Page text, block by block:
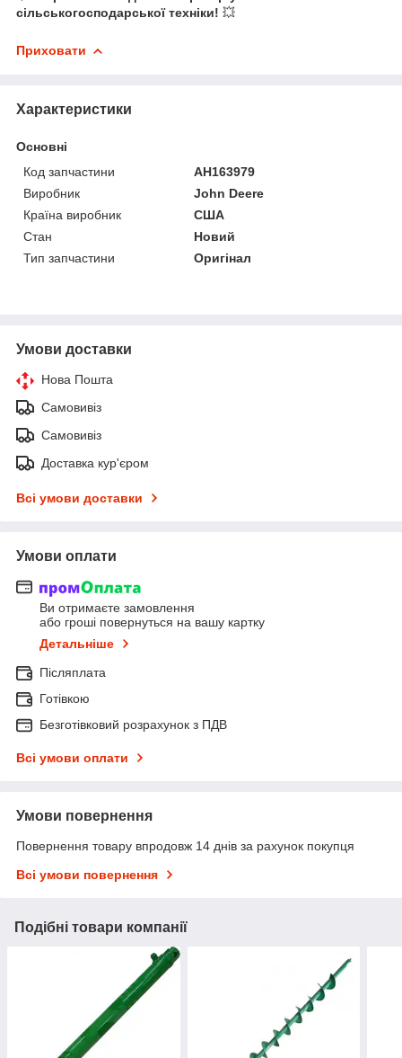
сільськогосподарської техніки! 💥
Приховати
Характеристики
Основні
Код запчастини
AH163979
Виробник
John Deere
Країна виробник
США
Стан
Новий
Тип запчастини
Оригінал
Умови доставки
Нова Пошта
Самовивіз
Самовивіз
Доставка кур'єром
Всі умови доставки
Умови оплати
Ви отримаєте замовлення
або гроші повернуться на вашу картку
Детальніше
Післяплата
Готівкою
Безготівковий розрахунок з ПДВ
Всі умови оплати
Умови повернення
Повернення товару впродовж 14 днів за рахунок покупця
Всі умови повернення
Подібні товари компанії